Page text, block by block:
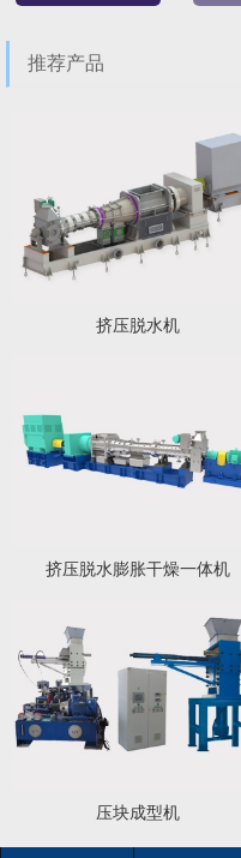
推荐产品
挤压脱水机
挤压脱水膨胀干燥一体机
压块成型机